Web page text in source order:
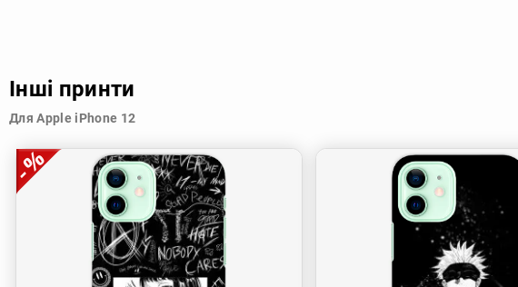
Інші принти
Для Apple iPhone 12